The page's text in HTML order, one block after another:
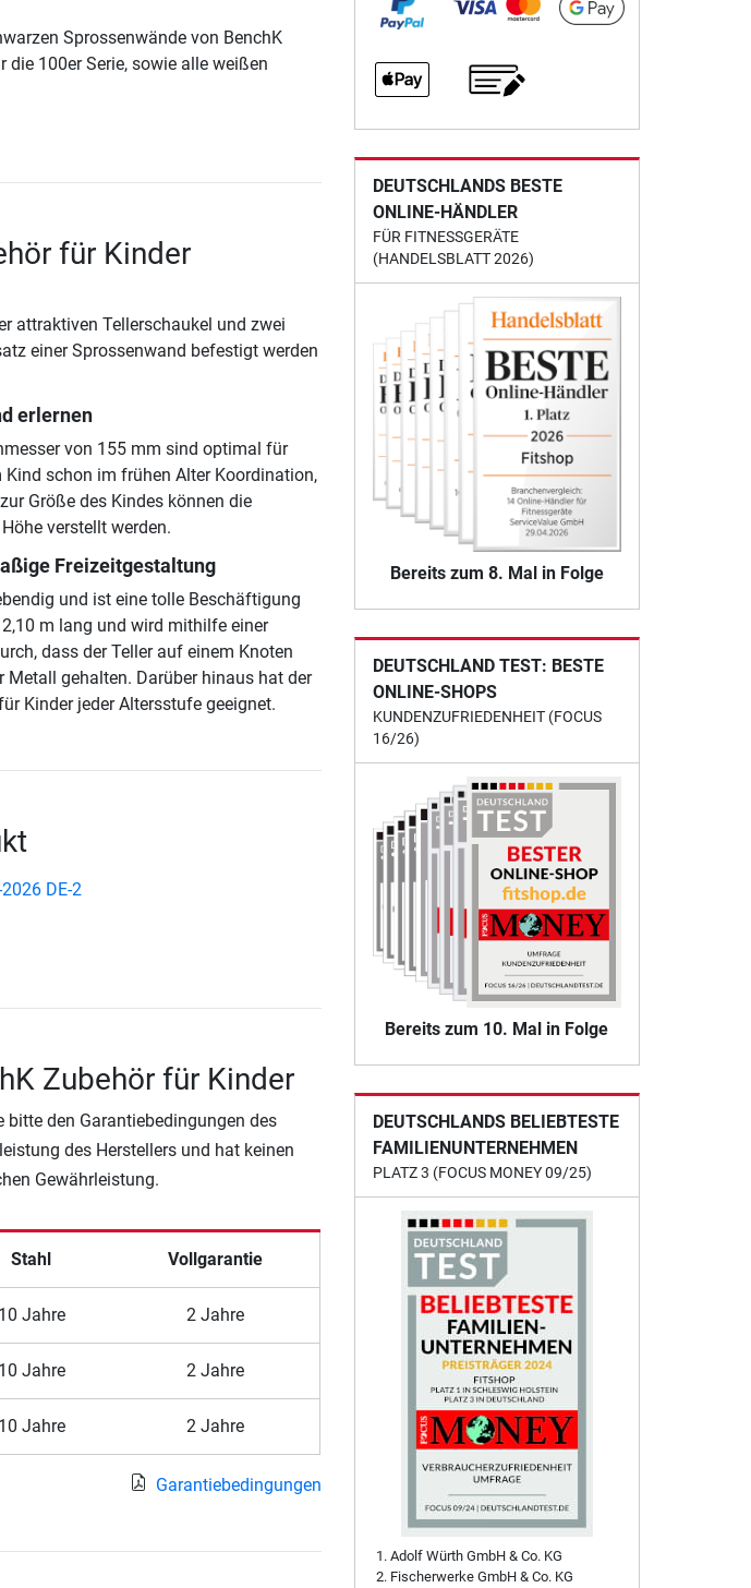
Sprossenwände von BenchK
100er Serie, sowie alle weißen
für Kinder
attraktiven Tellerschaukel und zwei
einer Sprossenwand befestigt werden
erlernen
von 155 mm sind optimal für
schon im frühen Alter Koordination,
Größe des Kindes können die
verstellt werden.
Freizeitgestaltung
und ist eine tolle Beschäftigung
m lang und wird mithilfe einer
dass der Teller auf einem Knoten
gehalten. Darüber hinaus hat der
Kinder jeder Altersstufe geeignet.
DE-2
Zubehör für Kinder
bitte den Garantiebedingungen des
des Herstellers und hat keinen
Gewährleistung.
Stahl Vollgarantie
10 Jahre 2 Jahre
10 Jahre 2 Jahre
10 Jahre 2 Jahre
Garantiebedingungen
DEUTSCHLANDS BESTE
ONLINE-HÄNDLER
FÜR FITNESSGERÄTE
(HANDELSBLATT 2026)
Bereits zum 8. Mal in Folge
DEUTSCHLAND TEST: BESTE
ONLINE-SHOPS
KUNDENZUFRIEDENHEIT (FOCUS
16/26)
Bereits zum 10. Mal in Folge
DEUTSCHLANDS BELIEBTESTE
FAMILIENUNTERNEHMEN
PLATZ 3 (FOCUS MONEY 09/25)
Adolf Würth GmbH & Co. KG
Fischerwerke GmbH & Co. KG